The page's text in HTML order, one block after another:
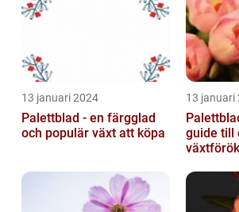
13 januari 2024
Palettblad - en färgglad
och populär växt att köpa
13 januari
guide till